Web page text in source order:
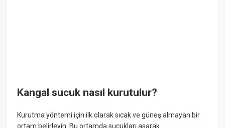
Kangal sucuk nasıl kurutulur?
Kurutma yöntemi için ilk olarak sıcak ve güneş almayan bir
ortam belirleyin. Bu ortamda sucukları asarak